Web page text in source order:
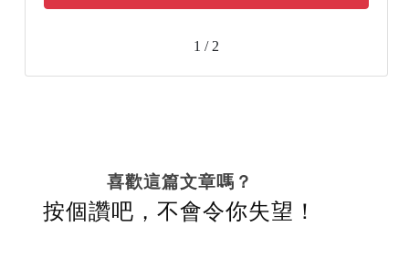
1 / 2
喜歡這篇文章嗎？
按個讚吧，不會令你失望！